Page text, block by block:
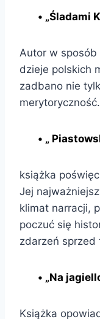
• „Śladami
Autor w
dzieje polskich
zadbano nie
merytoryczność.
• „
książka
Jej
klimat narracji,
poczuć się
zdarzeń sprzed
• „Na
Książka